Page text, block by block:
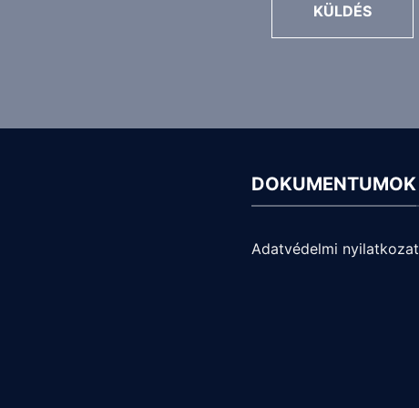
KÜLDÉS
DOKUMENTUMOK
Adatvédelmi nyilatkozat